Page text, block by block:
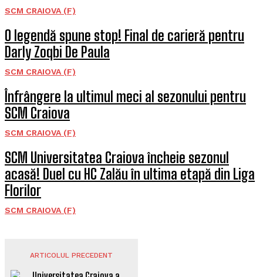
SCM CRAIOVA (F)
O legendă spune stop! Final de carieră pentru
Darly Zoqbi De Paula
SCM CRAIOVA (F)
Înfrângere la ultimul meci al sezonului pentru
SCM Craiova
SCM CRAIOVA (F)
SCM Universitatea Craiova încheie sezonul
acasă! Duel cu HC Zalău în ultima etapă din Liga
Florilor
SCM CRAIOVA (F)
ARTICOLUL PRECEDENT